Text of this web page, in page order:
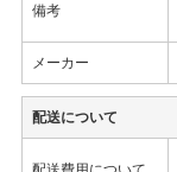
備考
メーカー
配送について